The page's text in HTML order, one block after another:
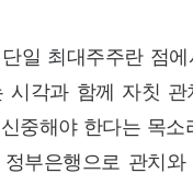
일 최대주주란 점
시각과 함께 자칫 관
중해야 한다는 목소
부은행으로 관치